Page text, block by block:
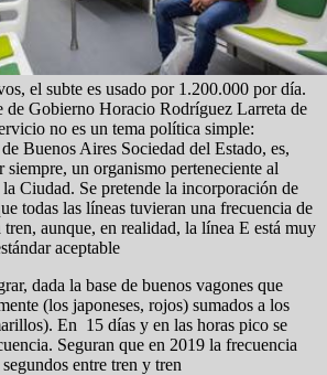
el subte es usado por 1.200.000 por día.
de Gobierno Horacio Rodríguez Larreta de
no es un tema política simple:
Buenos Aires Sociedad del Estado, es,
siempre, un organismo perteneciente al
Ciudad. Se pretende la incorporación de
todas las líneas tuvieran una frecuencia de
tren, aunque, en realidad, la línea E está muy
aceptable
dada la base de buenos vagones que
(los japoneses, rojos) sumados a los
En 15 días y en las horas pico se
Seguran que en 2019 la frecuencia
entre tren y tren